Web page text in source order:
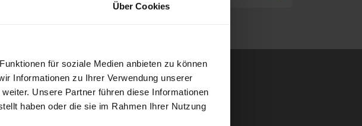
Über Cookies
für soziale Medien anbieten zu können
Informationen zu Ihrer Verwendung unserer
Unsere Partner führen diese Informationen
haben oder die sie im Rahmen Ihrer Nutzung